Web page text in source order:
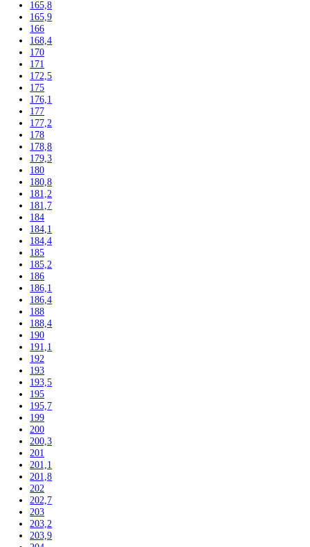
136
137,2
139,7
140
140,1
140,2
141,3
142
142,5
143
144,7
145
155
157
157,1
157,4
159
161,1
161,2
162,3
164
164,1
164,4
165
165,8
165,9
166
168,4
170
171
172,5
175
176,1
177
177,2
178
178,8
179,3
180
180,8
181,2